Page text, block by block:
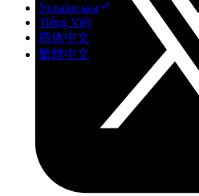
Українська
Tiếng Việt
简体中文
繁體中文